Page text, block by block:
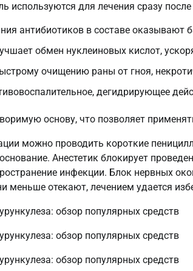
используются для лечения сразу
антибиотиков в составе оказывают
обмен нуклеиновых кислот,
очищению раны от гноя,
дегидрирующее
основу, что позволяет
можно проводить короткие
Анестетик блокирует
инфекции. Блок нервных
меньше отекают, лечением удается